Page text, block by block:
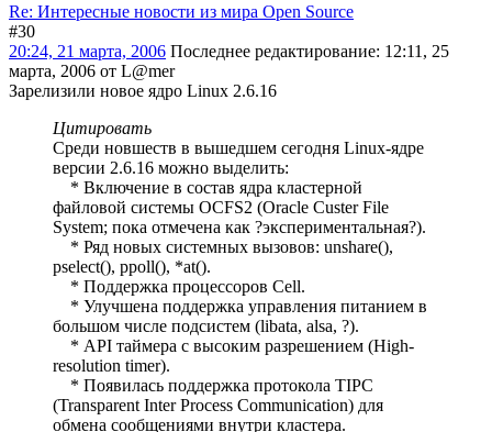
Re: Интересные новости из мира Open Source
#30
20:24, 21 марта, 2006 Последнее редактирование: 12:11, 25
марта, 2006 от L@mer
Зарелизили новое ядро Linux 2.6.16
Цитировать
Среди новшеств в вышедшем сегодня Linux-ядре
версии 2.6.16 можно выделить:
* Включение в состав ядра кластерной
файловой системы OCFS2 (Oracle Custer File
System; пока отмечена как ?экспериментальная?).
* Ряд новых системных вызовов: unshare(),
pselect(), ppoll(), *at().
* Поддержка процессоров Cell.
* Улучшена поддержка управления питанием в
большом числе подсистем (libata, alsa, ?).
* API таймера с высоким разрешением (High-
resolution timer).
* Появилась поддержка протокола TIPC
(Transparent Inter Process Communication) для
обмена сообщениями внутри кластера.